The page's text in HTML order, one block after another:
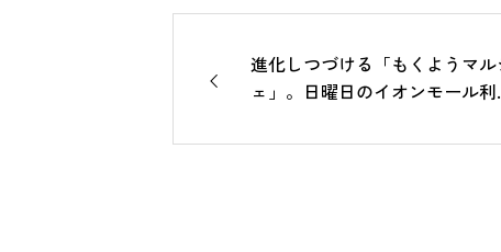
進化しつづける「もくようマル
ェ」。日曜日のイオンモール利